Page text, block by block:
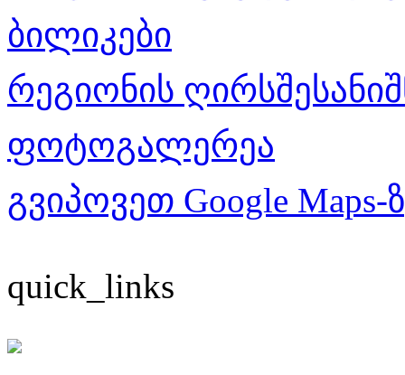
ბილიკები
რეგიონის
ფოტოგალერეა
გვიპოვეთ Google Maps-
quick_links